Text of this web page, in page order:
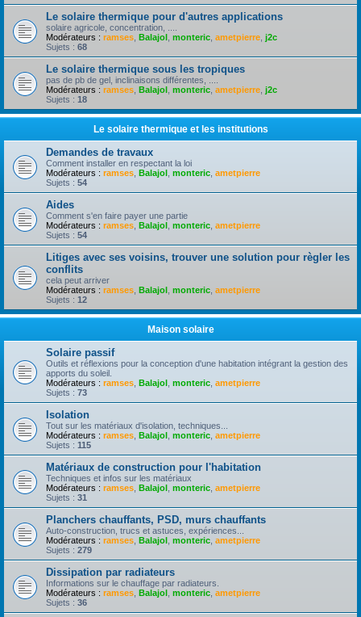
Le solaire thermique pour d'autres applications
solaire agricole, concentration, ....
Modérateurs : ramses Balajol monteric ametpierre j2c
Sujets : 68
Le solaire thermique sous les tropiques
pas de pb de gel, inclinaisons différentes, ....
Modérateurs : ramses Balajol monteric ametpierre j2c
Sujets : 18
Le solaire thermique et les institutions
Demandes de travaux
Comment installer en respectant la loi
Modérateurs : ramses Balajol monteric ametpierre
Sujets : 54
Aides
Comment s'en faire payer une partie
Modérateurs : ramses Balajol monteric ametpierre
Sujets : 54
Litiges avec ses voisins, trouver une solution pour règler les
conflits
cela peut arriver
Modérateurs : ramses Balajol monteric ametpierre
Sujets : 12
Maison solaire
Solaire passif
Outils et réflexions pour la conception d'une habitation intégrant la gestion des
apports du soleil.
Modérateurs : ramses Balajol monteric ametpierre
Sujets : 73
Isolation
Tout sur les matériaux d'isolation, techniques...
Modérateurs : ramses Balajol monteric ametpierre
Sujets : 115
Matériaux de construction pour l'habitation
Techniques et infos sur les matériaux
Modérateurs : ramses Balajol monteric ametpierre
Sujets : 31
Planchers chauffants, PSD, murs chauffants
Auto-construction, trucs et astuces, expériences...
Modérateurs : ramses Balajol monteric ametpierre
Sujets : 279
Dissipation par radiateurs
Informations sur le chauffage par radiateurs.
Modérateurs : ramses Balajol monteric ametpierre
Sujets : 36